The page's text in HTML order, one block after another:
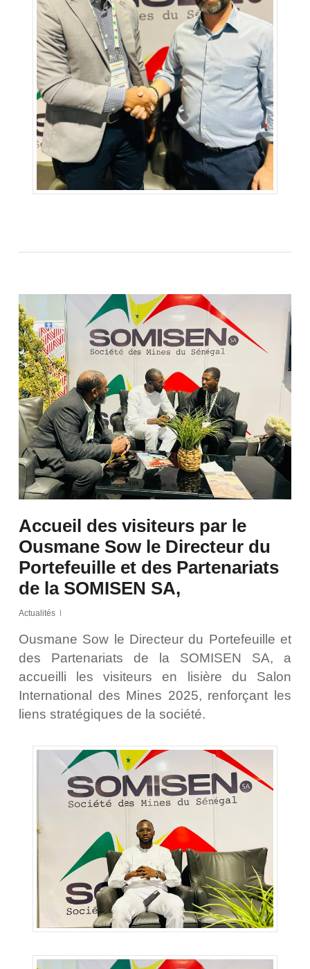
Accueil des visiteurs par le
Ousmane Sow le Directeur du
Portefeuille et des Partenariats
de la SOMISEN SA,
Actualités
Ousmane Sow le Directeur du Portefeuille et
des Partenariats de la SOMISEN SA, a
accueilli les visiteurs en lisière du Salon
International des Mines 2025, renforçant les
liens stratégiques de la société.